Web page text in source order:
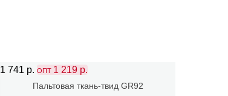
1 741 р.ОПТ 1 219 р.
Пальтовая ткань-твид GR92